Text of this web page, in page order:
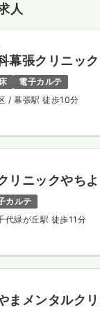
人
幕張クリニック
電子カルテ
/ 幕張駅 徒歩10分
リニックやちよ
カルテ
代緑が丘駅 徒歩11分
まメンタルク